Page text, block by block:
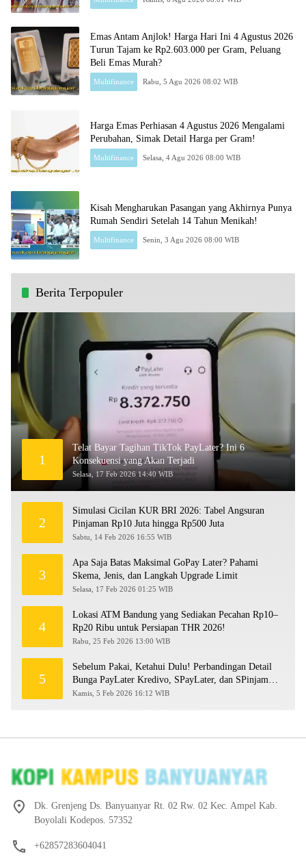
Emas Antam Anjlok! Harga Hari Ini 4 Agustus 2026
Turun Tajam ke Rp2.603.000 per Gram, Peluang
Beli Emas Murah?
Multifinance Rabu, 5 Agu 2026 08:02 WIB
Harga Emas Perhiasan 4 Agustus 2026 Mengalami
Perubahan, Simak Detail Harga per Gram!
Multifinance Selasa, 4 Agu 2026 08:00 WIB
Kisah Mengharukan Pasangan yang Akhirnya Punya
Rumah Sendiri Setelah 14 Tahun Menikah!
Multifinance Senin, 3 Agu 2026 08:00 WIB
Berita Terpopuler
1
Telat Bayar Tagihan TikTok PayLater? Ini 6
Konsekuensi yang Akan Terjadi
Selasa, 17 Feb 2026 14:40 WIB
2
Simulasi Cicilan KUR BRI 2026: Tabel Angsuran
Pinjaman Rp10 Juta hingga Rp500 Juta
Sabtu, 14 Feb 2026 16:55 WIB
3
Apa Saja Batas Maksimal GoPay Later? Pahami
Skema, Jenis, dan Langkah Upgrade Limit
Selasa, 17 Feb 2026 01:25 WIB
4
Lokasi ATM Bandung yang Sediakan Pecahan Rp10–
Rp20 Ribu untuk Persiapan THR 2026!
Rabu, 25 Feb 2026 13:00 WIB
5
Sebelum Pakai, Ketahui Dulu! Perbandingan Detail
Bunga PayLater Kredivo, SPayLater, dan SPinjam
2026
Kamis, 5 Feb 2026 16:12 WIB
Dk. Grenjeng Ds. Banyuanyar Rt. 02 Rw. 02 Kec. Ampel Kab.
Boyolali Kodepos. 57352
+62857283604041